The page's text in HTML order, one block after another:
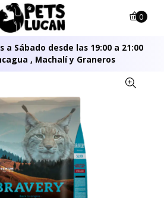
a Sábado desde las 19:00 a 21:00
, Machalí y Graneros
0